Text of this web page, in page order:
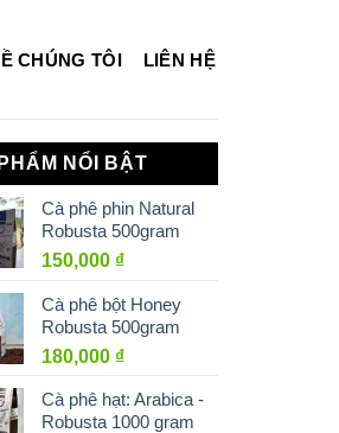
CHÚNG TÔI LIÊN HỆ
NỔI BẬT
Cà phê phin Natural
Robusta 500gram
150,000 ₫
Cà phê bột Honey
Robusta 500gram
180,000 ₫
Cà phê hạt: Arabica -
Robusta 1000 gram